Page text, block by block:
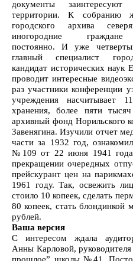
документы заинтересуют
территории. К собранию
городского архива
иногородние
постоянно. И уже
главный специалист
кандидат исторических наук
проводит интересные
раз участники конференции
учреждения насчитывает
хранения, более пяти
архивный фонд Норильского
Завенягина. Изучили отчет
части за 1932 год,
№109 от 22 июня 1941
прекращении очередных
прейскурант цен на
1961 году. Так, освежить
стоило 10 копеек, сделать
80 копеек, стать блондинкой
рублей.
Ваша версия
С интересом ждала
Анны Карловой, руководителя
прошлое” школы №41.